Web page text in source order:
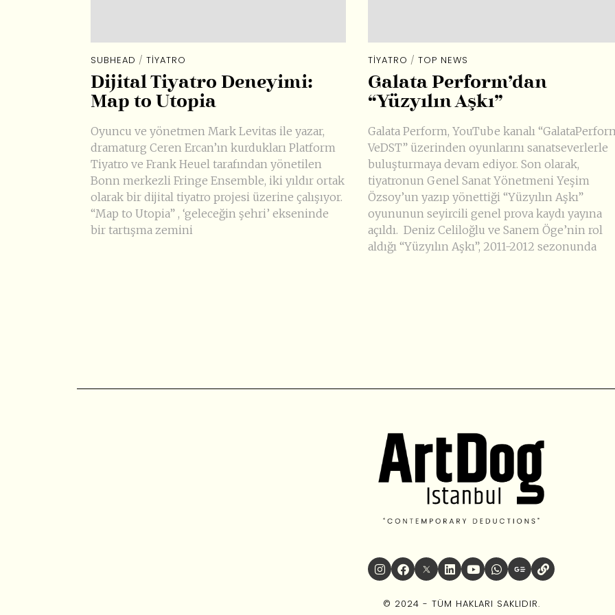
SUBHEAD / TIYATRO
Dijital Tiyatro Deneyimi:
Map to Utopia
Oyuncu ve yönetmen Mark Levitas ile yazar,
dramaturg Ceren Ercan’ın kurdukları Platform
Tiyatro ve Frank Heuel tarafından yönetilen
Bonn merkezli Fringe Ensemble, iki yıldır ortak
olarak bir dijital tiyatro projesi üzerine çalışıyor.
“Map to Utopia” , ‘geleceğin şehri’ ekseninde
bir tartışma zemini
TIYATRO / TOP NEWS
Galata Perform’dan
“Yüzyılın Aşkı”
Galata Perform, YouTube kanalı
VeDST” üzerinden oyunlarını sanatseverlerle
buluşturmaya devam ediyor. Son olarak,
tiyatronun Genel Sanat Yönetmeni Yeşim
Özsoy’un yazıp yönettiği “Yüzyılın Aşkı”
oyununun seyircili genel prova kaydı yayına
açıldı. Deniz Celiloğlu ve Sanem Öge’nin rol
aldığı “Yüzyılın Aşkı”, 2011-2012 sezonunda
© 2024 - TÜM HAKLARI SAKLIDIR.